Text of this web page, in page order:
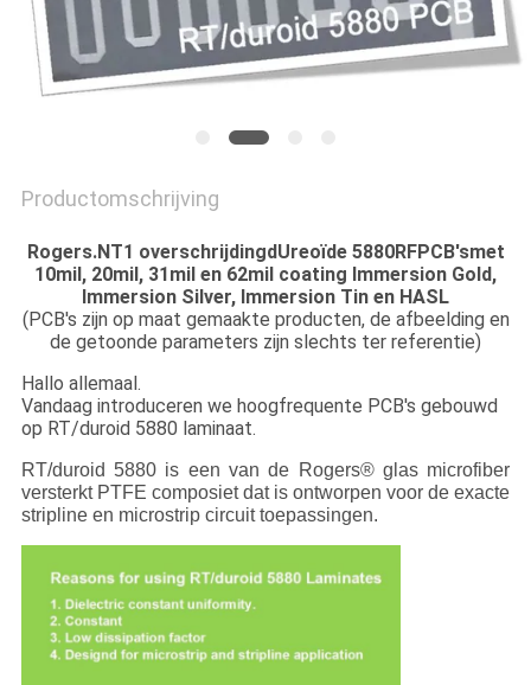
Productomschrijving
Rogers.NT1 overschrijdingdUreoïde 5880RFPCB'smet
10mil, 20mil, 31mil en 62mil coating Immersion Gold,
Immersion Silver, Immersion Tin en HASL
(PCB's zijn op maat gemaakte producten, de afbeelding en
de getoonde parameters zijn slechts ter referentie)
Hallo allemaal.
Vandaag introduceren we hoogfrequente PCB's gebouwd
op RT/duroid 5880 laminaat.
RT/duroid 5880 is een van de Rogers® glas microfiber
versterkt PTFE composiet dat is ontworpen voor de exacte
stripline en microstrip circuit toepassingen.